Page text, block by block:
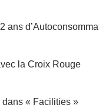
ans
la Croix Rouge
« Facilities »